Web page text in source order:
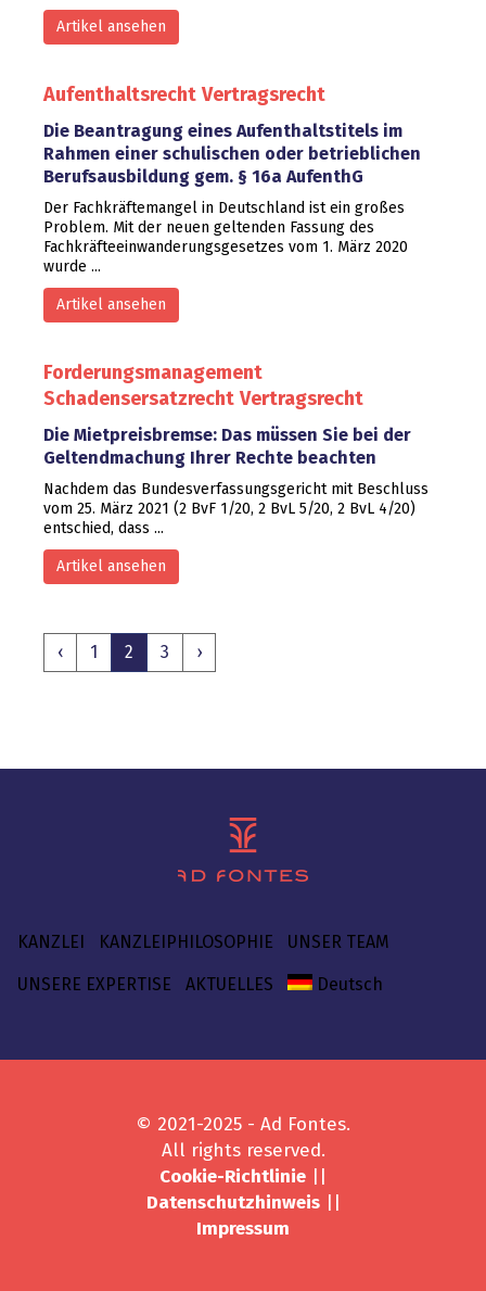
Artikel ansehen
Aufenthaltsrecht Vertragsrecht
Die Beantragung eines Aufenthaltstitels im
Rahmen einer schulischen oder betrieblichen
Berufsausbildung gem. § 16a AufenthG
Der Fachkräftemangel in Deutschland ist ein großes
Problem. Mit der neuen geltenden Fassung des
Fachkräfteeinwanderungsgesetzes vom 1. März 2020
wurde ...
Artikel ansehen
Forderungsmanagement
Schadensersatzrecht Vertragsrecht
Die Mietpreisbremse: Das müssen Sie bei der
Geltendmachung Ihrer Rechte beachten
Nachdem das Bundesverfassungsgericht mit Beschluss
vom 25. März 2021 (2 BvF 1/20, 2 BvL 5/20, 2 BvL 4/20)
entschied, dass ...
Artikel ansehen
‹ 1 2 3 ›
KANZLEI KANZLEIPHILOSOPHIE UNSER TEAM
UNSERE EXPERTISE AKTUELLES Deutsch
© 2021-2025 - Ad Fontes.
All rights reserved.
Cookie-Richtlinie
Datenschutzhinweis||
Impressum